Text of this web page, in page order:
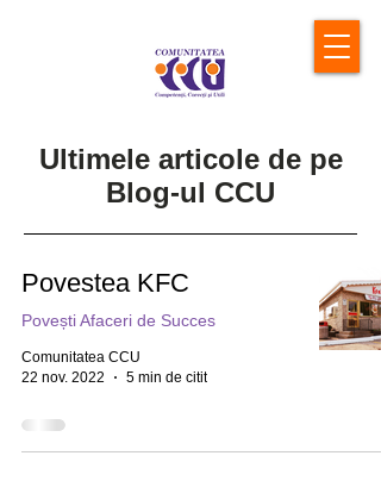
Ultimele articole de pe
Blog-ul CCU
Povestea KFC
Povești Afaceri de Succes
Comunitatea CCU
22 nov. 2022
5 min de citit